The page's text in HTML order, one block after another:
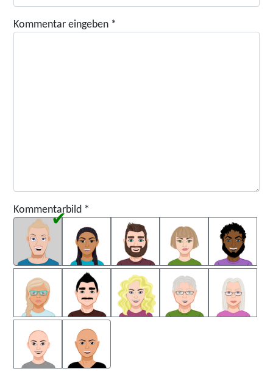
Kommentar eingeben *
Kommentarbild *
Kommentarbild